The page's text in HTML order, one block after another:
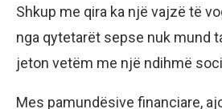
Shkup me qira ka një vajzë të
nga qytetarët sepse nuk mund
jeton vetëm me një ndihmë
Mes pamundësive financiare,